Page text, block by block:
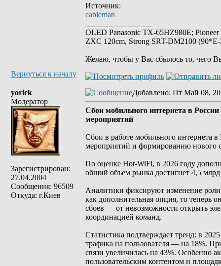
Источник:
cableman
OLED Panasonic TX-65HZ980E;
ZXC 120cm, Strong SRT-DM2100
Желаю, чтобы у Вас сбылось то, чего
Вернуться к началу
yorick
Модератор
Зарегистрирован:
27.04.2004
Сообщения: 96509
Откуда: г.Киев
Добавлено: Пт Май 08,
Сбои мобильного интернета в
мероприятий
Сбои в работе мобильного интернета
мероприятий и формированию нового
По оценке Hot-WiFi, в 2026 году
общий объем рынка достигнет 4,5
Аналитики фиксируют изменение
как дополнительная опция, то теперь
сбоев — от невозможности открыть
координацией команд.
Статистика подтверждает тренд: в
трафика на пользователя — на 18%.
связи увеличилась на 43%. Особенно
пользовательским контентом и